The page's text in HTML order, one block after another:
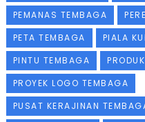
PEMANAS TEMBAGA
PETA TEMBAGA
PIALA
PINTU TEMBAGA
PROYEK LOGO TEMBAGA
PUSAT KERAJINAN